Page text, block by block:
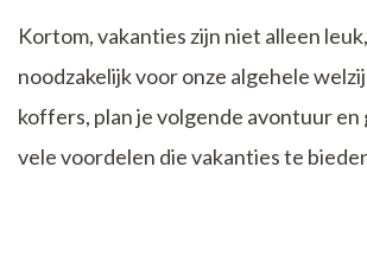
Kortom, vakanties zijn niet alleen
noodzakelijk voor onze algehele
koffers, plan je volgende avontuur en
vele voordelen die vakanties te